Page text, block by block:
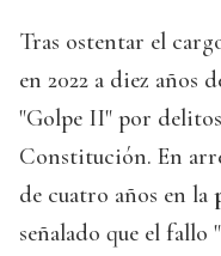
Tras ostentar el
en 2022 a diez años
"Golpe II" por
Constitución. En
de cuatro años en la
señalado que el